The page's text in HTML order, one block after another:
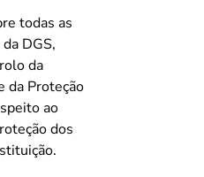
todas as
DGS,
da
da Proteção
ao
dos